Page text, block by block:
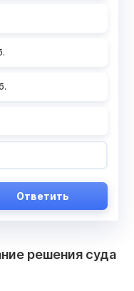
Ответить
решения суда